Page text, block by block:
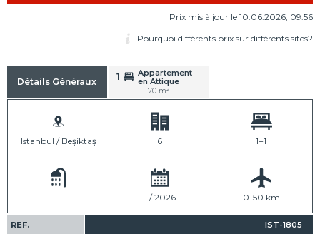
Prix mis à jour le 10.06.2026, 09.56
Pourquoi différents prix sur différents sites?
Détails Généraux 1
Appartement
en Attique
70 m²
Istanbul / Beşiktaş 6 1+1
1 1 / 2026 0-50 km
REF. IST-1805